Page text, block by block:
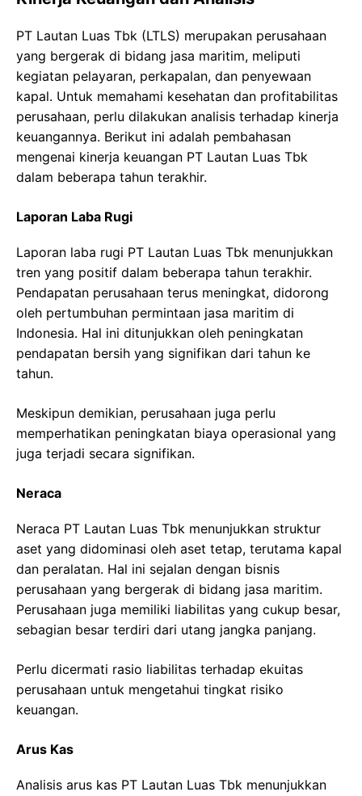
PT Lautan Luas Tbk (LTLS) merupakan perusahaan
yang bergerak di bidang jasa maritim, meliputi
kegiatan pelayaran, perkapalan, dan penyewaan
kapal. Untuk memahami kesehatan dan profitabilitas
perusahaan, perlu dilakukan analisis terhadap kinerja
keuangannya. Berikut ini adalah pembahasan
mengenai kinerja keuangan PT Lautan Luas Tbk
dalam beberapa tahun terakhir.
Laporan Laba Rugi
Laporan laba rugi PT Lautan Luas Tbk menunjukkan
tren yang positif dalam beberapa tahun terakhir.
Pendapatan perusahaan terus meningkat, didorong
oleh pertumbuhan permintaan jasa maritim di
Indonesia. Hal ini ditunjukkan oleh peningkatan
pendapatan bersih yang signifikan dari tahun ke
tahun.
Meskipun demikian, perusahaan juga perlu
memperhatikan peningkatan biaya operasional yang
juga terjadi secara signifikan.
Neraca
Neraca PT Lautan Luas Tbk menunjukkan struktur
aset yang didominasi oleh aset tetap, terutama kapal
dan peralatan. Hal ini sejalan dengan bisnis
perusahaan yang bergerak di bidang jasa maritim.
Perusahaan juga memiliki liabilitas yang cukup besar,
sebagian besar terdiri dari utang jangka panjang.
Perlu dicermati rasio liabilitas terhadap ekuitas
perusahaan untuk mengetahui tingkat risiko
keuangan.
Arus Kas
Analisis arus kas PT Lautan Luas Tbk menunjukkan